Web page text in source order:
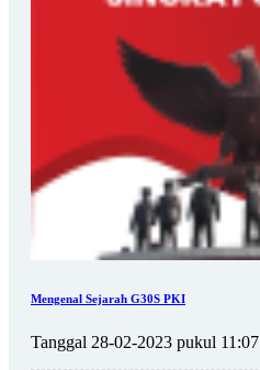
Mengenal Sejarah G30S PKI
Tanggal 28-02-2023 pukul 11:07